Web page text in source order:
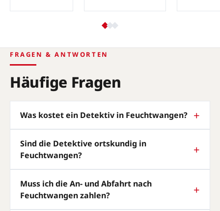
FRAGEN & ANTWORTEN
Häufige Fragen
Was kostet ein Detektiv in Feuchtwangen?
Sind die Detektive ortskundig in
Feuchtwangen?
Muss ich die An- und Abfahrt nach
Feuchtwangen zahlen?